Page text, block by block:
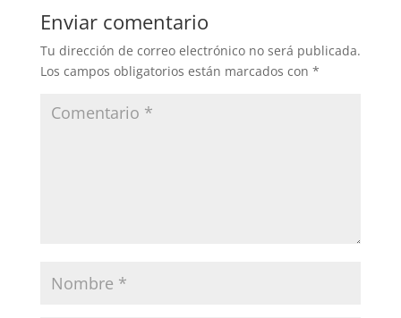
Enviar comentario
Tu dirección de correo electrónico no será publicada.
Los campos obligatorios están marcados con *